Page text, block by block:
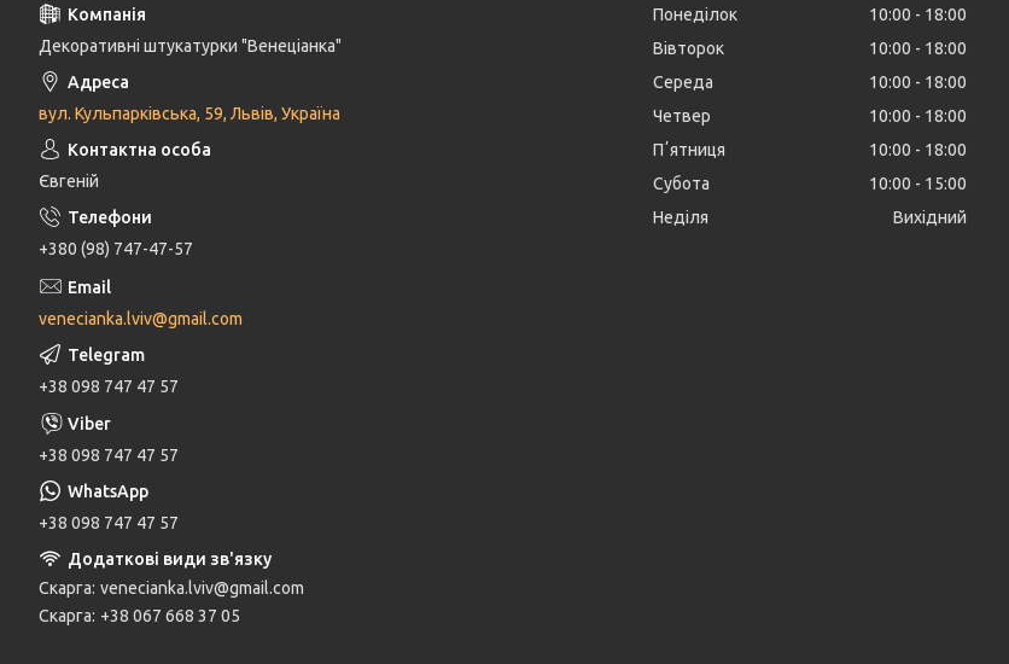
Декоративні штукатурки "Венеціанка"
вул. Кульпарківська, 59, Львів, Україна
Євгеній
+380 (98) 747-47-57
venecianka.lviv@gmail.com
+38 098 747 47 57
+38 098 747 47 57
+38 098 747 47 57
Скарга venecianka.lviv@gmail.com
Скарга +38 067 668 37 05
Понеділок 10:00
18:00
Вівторок
10:00
18:00
Середа
10:00
18:00
Четвер
10:00
18:00
Пʼятниця
10:00
18:00
Субота
10:00
15:00
Неділя
Вихідний